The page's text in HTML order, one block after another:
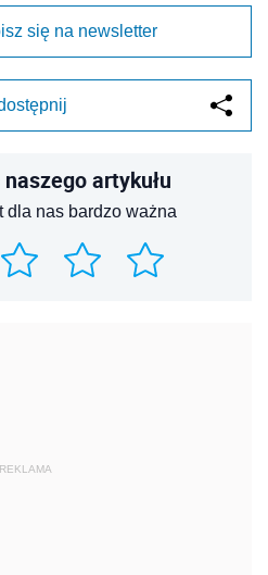
się na newsletter
artykułu
dla nas bardzo ważna
REKLAMA